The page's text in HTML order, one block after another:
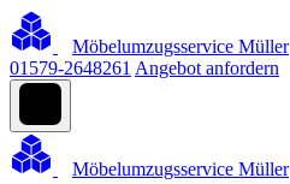
Möbelumzugsservice Müller
01579-2648261 Angebot anfordern
Möbelumzugsservice Müller